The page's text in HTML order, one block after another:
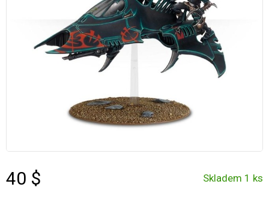
40 $ Skladem 1 ks